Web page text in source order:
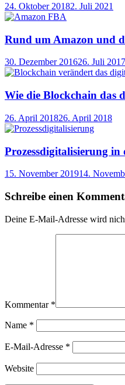
24. Oktober 20182. Juli 2021
Rund um Amazon und
30. Dezember 201626. Juli 2017
Wie die Blockchain das
26. April 201826. April 2018
Prozessdigitalisierung in
15. November 201914.
Schreibe einen
Deine E-Mail-Adresse wird
Kommentar *
Name *
E-Mail-Adresse *
Website